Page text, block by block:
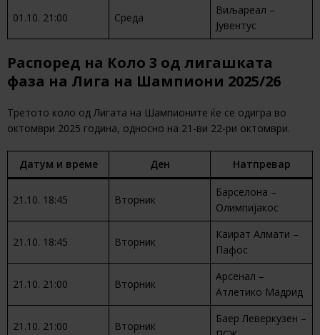
01.10. 21:00 Среда
Виљареал –
Јувентус
Распоред на Коло 3 од лигашката
фаза на Лига на Шампиони 2025/26
Третото коло од Лигата на Шампионите ќе се одигра во
октомври 2025 година, односно на 21-ви 22-ри октомври.
Датум и време Ден Натпревар
21.10. 18:45 Вторник
Барселона –
Олимпијакос
21.10. 18:45 Вторник
Каират Алмати –
Пафос
21.10. 21:00 Вторник
Арсенал –
Атлетико Мадрид
21.10. 21:00 Вторник
Баер Леверкузен –